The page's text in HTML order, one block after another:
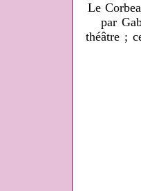
Le
par
théâtre ;